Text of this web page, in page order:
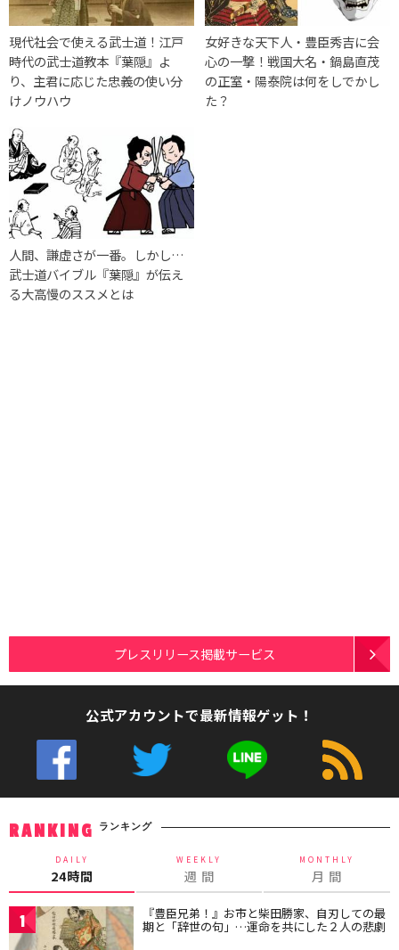
現代社会で使える武士道！江戸
時代の武士道教本『葉隠』よ
り、主君に応じた忠義の使い分
けノウハウ
女好きな天下人・豊臣秀吉に会
心の一撃！戦国大名・鍋島直茂
の正室・陽泰院は何をしでかし
た？
人間、謙虚さが一番。しかし…
武士道バイブル『葉隠』が伝え
る大高慢のススメとは
プレスリリース掲載サービス
公式アカウントで最新情報ゲット！
RANKING ランキング
DAILY
24時間
WEEKLY
週 間
MONTHLY
月 間
1 『豊臣兄弟！』お市と柴田勝家、自刃しての最
期と「辞世の句」…運命を共にした２人の悲劇